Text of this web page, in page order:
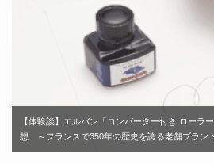
【体験談】エルバン「コンバーター付き ローラ
想 ～フランスで350年の歴史を誇る老舗ブラン